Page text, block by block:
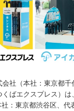
2
0
2
4
社（本社：東京都千
ばエクスプレス）は
：東京都渋谷区、代